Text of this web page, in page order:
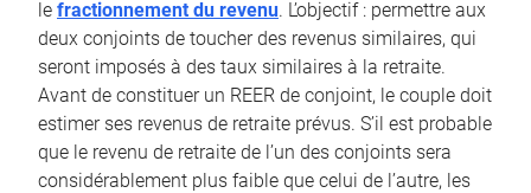
le fractionnement du revenu. L’objectif : permettre aux
deux conjoints de toucher des revenus similaires, qui
seront imposés à des taux similaires à la retraite.
Avant de constituer un REER de conjoint, le couple doit
estimer ses revenus de retraite prévus. S’il est probable
que le revenu de retraite de l’un des conjoints sera
considérablement plus faible que celui de l’autre, les